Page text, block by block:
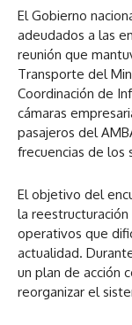
El Gobierno
adeudados a las
reunión que
Transporte del
Coordinación de
cámaras
pasajeros del
frecuencias de los
El objetivo del
la
operativos que
actualidad.
un plan de acción
reorganizar el